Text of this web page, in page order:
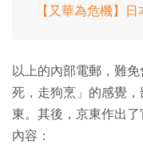
【又華為危機】
以上的內部電郵，難
死，走狗烹」的感覺
東。其後，京東作出
內容：